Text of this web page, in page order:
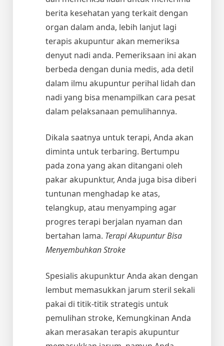
berita kesehatan yang terkait dengan
organ dalam anda, lebih lanjut lagi
terapis akupuntur akan memeriksa
denyut nadi anda. Pemeriksaan ini akan
berbeda dengan dunia medis, ada detil
dalam ilmu akupuntur perihal lidah dan
nadi yang bisa menampilkan cara pesat
dalam pelaksanaan pemulihannya.
Dikala saatnya untuk terapi, Anda akan
diminta untuk terbaring. Bertumpu
pada zona yang akan ditangani oleh
pakar akupunktur, Anda juga bisa diberi
tuntunan menghadap ke atas,
telangkup, atau menyamping agar
progres terapi berjalan nyaman dan
bertahan lama. Terapi Akupuntur Bisa
Menyembuhkan Stroke
Spesialis akupunktur Anda akan dengan
lembut memasukkan jarum steril sekali
pakai di titik-titik strategis untuk
pemulihan stroke, Kemungkinan Anda
akan merasakan terapis akupuntur